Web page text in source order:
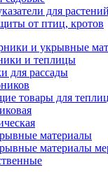
для растений
от птиц, кротов
и укрывные
и теплицы
для рассады
товары для
материалы
материалы